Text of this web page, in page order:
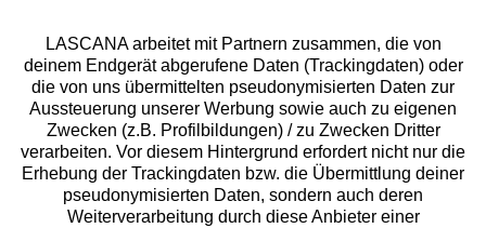
Services
Beratung
Über uns
LASCANA arbeitet mit Partnern zusammen, die von
deinem Endgerät abgerufene Daten (Trackingdaten) oder
die von uns übermittelten pseudonymisierten Daten zur
Aussteuerung unserer Werbung sowie auch zu eigenen
Zwecken (z.B. Profilbildungen) / zu Zwecken Dritter
verarbeiten. Vor diesem Hintergrund erfordert nicht nur die
Erhebung der Trackingdaten bzw. die Übermittlung deiner
pseudonymisierten Daten, sondern auch deren
Weiterverarbeitung durch diese Anbieter einer